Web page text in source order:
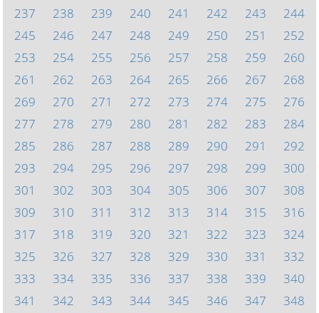
237
238 239 240 241 242 243
244
245
246 247 248 249 250 251
252
253
254 255 256 257 258 259
260
261
262 263 264 265 266 267
268
269
270 271 272 273 274 275
276
277
278 279 280 281 282 283
284
285
286 287 288 289 290 291
292
293
294 295 296 297 298 299
300
301
302 303 304 305 306 307
308
309
310 311 312 313 314 315
316
317
318 319 320 321 322 323
324
325
326 327 328 329 330 331
332
333
334 335 336 337 338 339
340
341
342 343 344 345 346 347 348